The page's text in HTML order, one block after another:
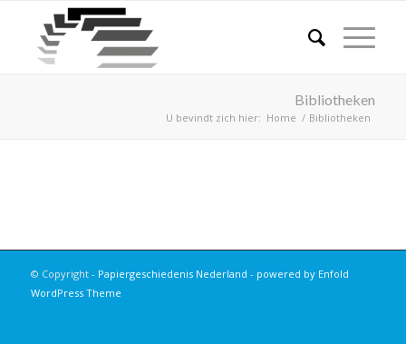
Bibliotheken
U bevindt zich hier: Home / Bibliotheken
© Copyright - Papiergeschiedenis Nederland - powered by Enfold
WordPress Theme